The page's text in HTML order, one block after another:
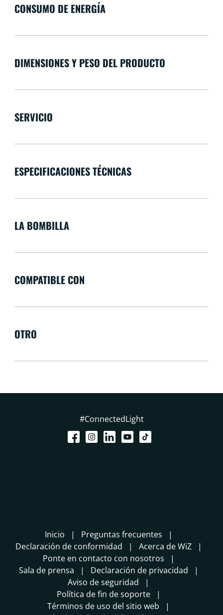
CONSUMO DE ENERGÍA
DIMENSIONES Y PESO DEL PRODUCTO
SERVICIO
ESPECIFICACIONES TÉCNICAS
LA BOMBILLA
COMPATIBLE CON
OTRO
#ConnectedLight
Inicio
Preguntas frecuentes
Declaración de conformidad
Acerca de WiZ
Ponte en contacto con nosotros
Sala de prensa
Declaración de privacidad
Aviso de seguridad
Política de fin de soporte
Términos de uso del sitio web